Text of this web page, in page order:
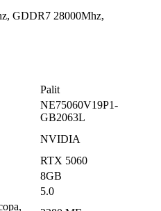
GDDR7 28000Mhz,
Palit
NE75060V19P1-
GB2063L
NVIDIA
RTX 5060
8GB
5.0